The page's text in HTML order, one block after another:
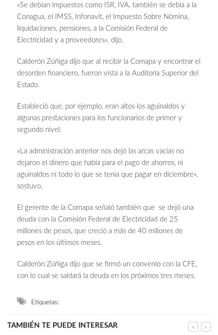
«Se debían impuestos como ISR, IVA, también se debía a la
Conagua, el IMSS, Infonavit, el Impuesto Sobre Nómina,
liquidaciones, pensiones, a la Comisión Federal de
Electricidad y a proveedores», dijo.
Calderón Zúñiga dijo que al recibir la Comapa y encontrar el
desorden financiero, fueron vista a la Auditoría Superior del
Estado.
Estableció que, por ejemplo, eran altos los aguinaldos y
algunas prestaciones para los funcionarios de primer y
segundo nivel.
«La administración anterior nos dejó las arcas vacías no
dejaron el dinero que había para el pago de ahorros, ni
aguinaldos ni todo lo que se tenía que pagar en diciembre»,
sostuvo.
El gerente de la Comapa señaló también que se dejó una
deuda con la Comisión Federal de Electricidad de 25
millones de pesos, que creció a más de 40 millones de
pesos en los últimos meses.
Calderón Zúñiga dijo que se firmó un convenio con la CFE,
con lo cual se saldará la deuda en los próximos tres meses.
Etiquetas:
TAMBIÉN TE PUEDE INTERESAR